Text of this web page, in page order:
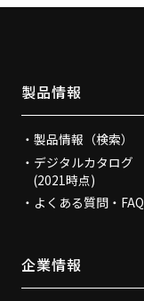
製品情報
製品情報（検索）
デジタルカタログ
(2021時点)
よくある質問・FAQ
企業情報